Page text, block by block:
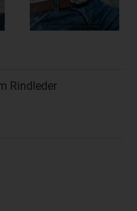
Rindleder